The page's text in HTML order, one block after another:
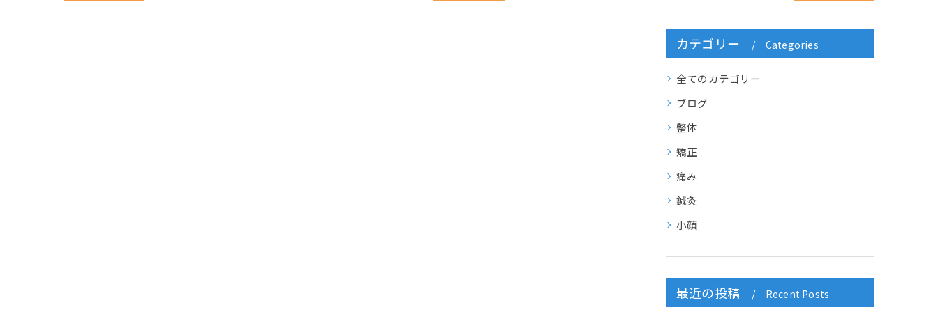
カテゴリー Categories
全てのカテゴリー
ブログ
整体
矯正
痛み
鍼灸
小顔
最近の投稿 Recent Posts